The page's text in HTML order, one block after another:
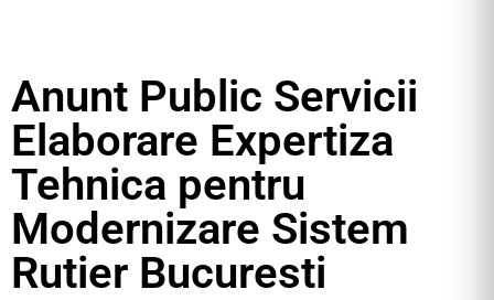
Anunt Public Servicii
Elaborare Expertiza
Tehnica pentru
Modernizare Sistem
Rutier Bucuresti